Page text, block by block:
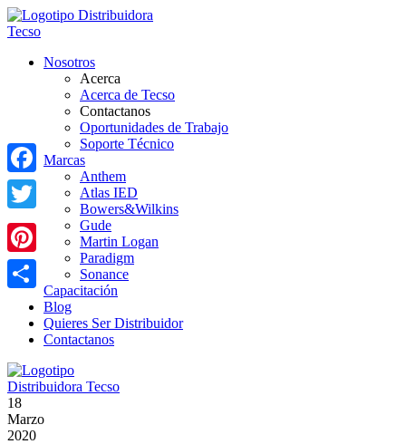
Nosotros
Acerca
Acerca de Tecso
Contactanos
Oportunidades de Trabajo
Soporte Técnico
Marcas
Anthem
Atlas IED
Bowers&Wilkins
Gude
Martin Logan
Paradigm
Sonance
Capacitación
Blog
Quieres Ser Distribuidor
Contactanos
18
Marzo
2020
Facebook
Twitter
Pinterest
Share